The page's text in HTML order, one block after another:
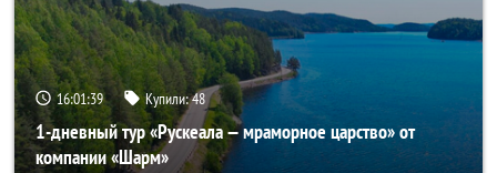
16:01:37 Купили:48
1-дневный тур «Рускеала — мраморное царство» от
компании «Шарм»